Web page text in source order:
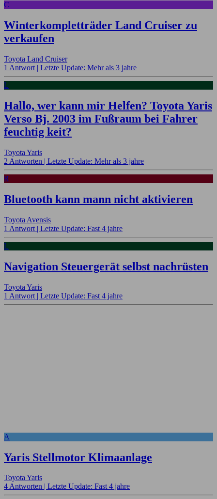
C
Winterkompletträder Land Cruiser zu
verkaufen
Toyota Land Cruiser
1 Antwort | Letzte Update: Mehr als 3 jahre
L
Hallo, wer kann mir Helfen? Toyota Yaris
Verso Bj. 2003 im Fußraum bei Fahrer
feuchtig keit?
Toyota Yaris
2 Antworten | Letzte Update: Mehr als 3 jahre
R
Bluetooth kann mann nicht aktivieren
Toyota Avensis
1 Antwort | Letzte Update: Fast 4 jahre
L
Navigation Steuergerät selbst nachrüsten
Toyota Yaris
1 Antwort | Letzte Update: Fast 4 jahre
A
Yaris Stellmotor Klimaanlage
Toyota Yaris
4 Antworten | Letzte Update: Fast 4 jahre